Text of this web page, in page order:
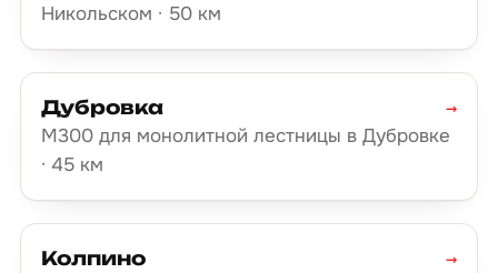
Никольском · 50 км
Дубровка
М300 для монолитной лестницы в Дубровке
· 45 км
→
Колпино
→